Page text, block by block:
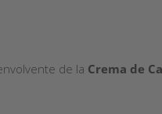
de la Crema de